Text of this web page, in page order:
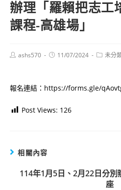
辦理「羅賴把志工
課程-高雄場」
Postashs570
Post11/07/2024
Post未分
報名連結：https://forms.gle/
Post Views: 126
相關內容
114年1月5日、2月22日分
座